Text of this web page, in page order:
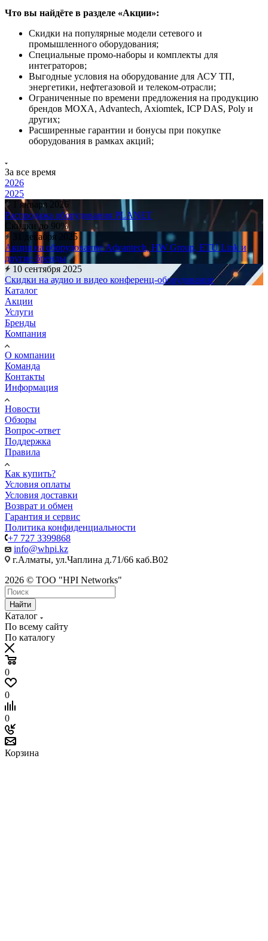
Что вы найдёте в разделе «Акции»:
Скидки на популярные модели сетевого и
промышленного оборудования;
Специальные промо-наборы и комплекты для
интеграторов;
Выгодные условия на оборудование для АСУ ТП,
энергетики, нефтегазовой и телеком-отрасли;
Ограниченные по времени предложения на продукцию
брендов MOXA, Advantech, Axiomtek, ICP DAS, Poly и
других;
Расширенные гарантии и бонусы при покупке
оборудования в рамках акций;
За все время
2026
2025
1 января 2026
Распродажа оборудования PLANET
Cкидки до 90%
31 декабря 2025
Акция на оборудование Advantech, HW Group, ETU Link и
другие бренды
10 сентября 2025
Скидки на аудио и видео конференц-оборудование
Каталог
Акции
Услуги
Бренды
Компания
О компании
Команда
Контакты
Информация
Новости
Обзоры
Вопрос-ответ
Поддержка
Правила
Как купить?
Условия оплаты
Условия доставки
Возврат и обмен
Гарантия и сервис
Политика конфиденциальности
+7 727 3399868
info@whpi.kz
г.Алматы, ул.Чаплина д.71/66 каб.B02
2026 © ТОО "HPI Networks"
Найти
Каталог
По всему сайту
По каталогу
0
0
0
Корзина